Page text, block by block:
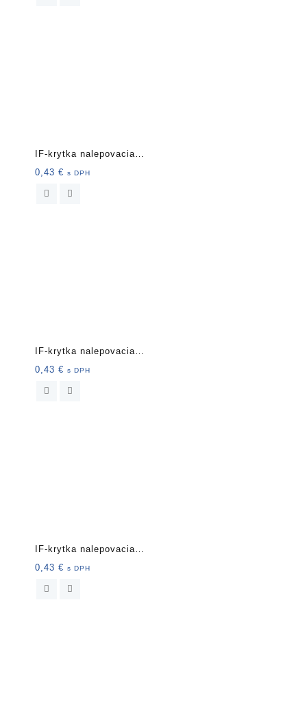
IF-krytka nalepovacia
13mm 20 ks 13982 b
0,43 € s DPH
IF-krytka nalepovacia
13mm 20 ks 1509 li
0,43 € s DPH
IF-krytka nalepovacia
13mm 20 ks 40040 b
0,43 € s DPH